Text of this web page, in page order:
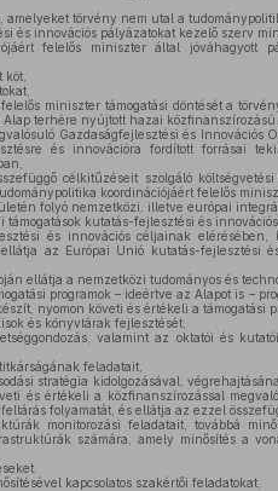
amelyeket törvény nem utal a
és innovációs pályázatokat kezelő szerv
felelős miniszter által jóváhagyott
köt,
miniszter támogatási döntését a
terhére nyújtott hazai közfinanszírozású
Gazdaságfejlesztési és Innovációs
és innovációra fordított forrásai
célkitűzéseit szolgáló
koordinációjáért felelős
folyó nemzetközi, illetve európai
kutatás-fejlesztési és
és innovációs céljainak
az Európai Unió kutatás-fejlesztési
ellátja a nemzetközi tudományos és
programok – ideértve az Alapot is –
nyomon követi és értékeli a támogatási
és könyvtárak fejlesztését,
valamint az oktatói és
feladatait,
stratégia kidolgozásával,
és értékeli a közfinanszírozással
folyamatát, és ellátja az ezzel
monitorozási feladatait, továbbá
számára, amely minősítés a
kapcsolatos szakértői feladatokat,